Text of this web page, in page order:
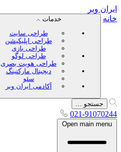
ایران وبر
خانه
خدمات
طراحی سایت
طراحی اپلیکیشن
طراحی بازی
طراحی لوگو
طراحی هویت بصری
دیجیتال مارکتینگ
سئو
آکادمی ایران وبر
جستجو ...
021-91070244
Open main menu